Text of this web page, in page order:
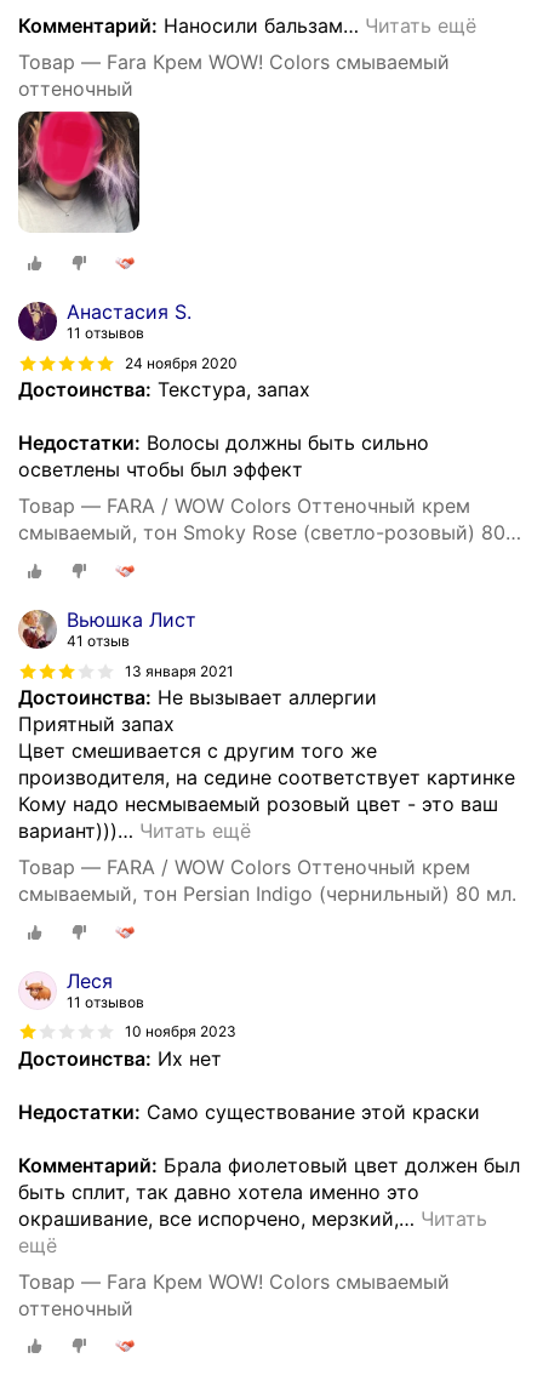
Комментарий: Наносили бальзам… Читать ещё
Товар — Fara Крем WOW! Colors смываемый
оттеночный
Анастасия S.
11 отзывов
24 ноября 2020
Достоинства: Текстура, запах
Недостатки: Волосы должны быть сильно
осветлены чтобы был эффект
Товар — FARA / WOW Colors Оттеночный крем
смываемый, тон Smoky Rose (светло-розовый) 80
мл. окрашивание, тонирование волос, уход за
волосами
Вьюшка Лист
41 отзыв
13 января 2021
Достоинства: Не вызывает аллергии
Приятный запах
Цвет смешивается с другим того же
производителя, на седине соответствует картинке
Кому надо несмываемый розовый цвет - это ваш
вариант)))… Читать ещё
Товар — FARA / WOW Colors Оттеночный крем
смываемый, тон Persian Indigo (чернильный) 80 мл.
Леся
11 отзывов
10 ноября 2023
Достоинства: Их нет
Недостатки: Само существование этой краски
Комментарий: Брала фиолетовый цвет должен был
быть сплит, так давно хотела именно это
окрашивание, все испорчено, мерзкий,… Читать
ещё
Товар — Fara Крем WOW! Colors смываемый
оттеночный